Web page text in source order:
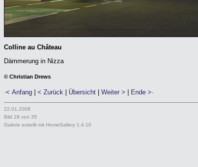
Colline au Château
Dämmerung in Nizza
© Christian Drews
·< Anfang < Zurück Übersicht Weiter > Ende >·
22.01.2008
Bild 28 von 35
Galerie erstellt mit HomeGallery 1.4.10